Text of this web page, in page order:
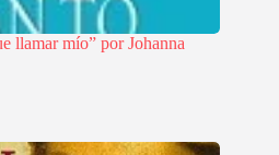
llamar mío” por Johanna